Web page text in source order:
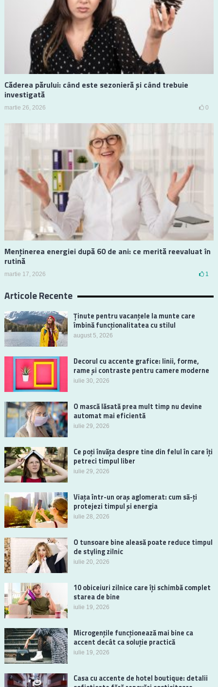
Căderea părului: când este sezonieră și când trebuie
investigată
martie 26, 2026 0
Menținerea energiei după 60 de ani: ce merită reevaluat în
rutină
martie 17, 2026 1
Articole Recente
Ținute pentru vacanțele la munte care
îmbină funcționalitatea cu stilul
august 5, 2026
Decorul cu accente grafice: linii, forme,
rame și contraste pentru camere moderne
iulie 30, 2026
O mască lăsată prea mult timp nu devine
automat mai eficientă
iulie 29, 2026
Ce poți învăța despre tine din felul în care îți
petreci timpul liber
iulie 29, 2026
Viața într-un oraș aglomerat: cum să-ți
protejezi timpul și energia
iulie 28, 2026
O tunsoare bine aleasă poate reduce timpul
de styling zilnic
iulie 20, 2026
10 obiceiuri zilnice care îți schimbă complet
starea de bine
iulie 19, 2026
Microgențile funcționează mai bine ca
accent decât ca soluție practică
iulie 19, 2026
Casa cu accente de hotel boutique: detalii